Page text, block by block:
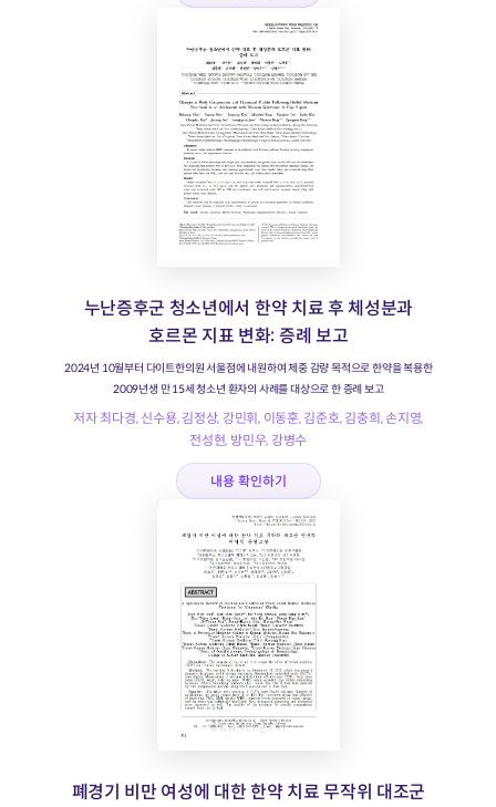
누난증후군 청소년에서 한약 치료 후 체성분과
호르몬 지표 변화: 증례 보고
2024년 10월부터 다이트한의원 서울점에 내원하여 체중 감량 목적으로 한약을 복용한
2009년생 만 15세 청소년 환자의 사례를 대상으로 한 증례 보고
저자 최다경, 신수용, 김정상, 강민휘, 이동훈, 김준호, 김충희, 손지영,
전성현, 방민우, 강병수
내용 확인하기
폐경기 비만 여성에 대한 한약 치료 무작위 대조군